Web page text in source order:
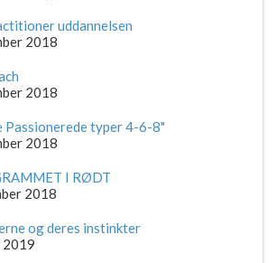
uddannelsen
2018
2018
Passionerede typer 4-6-8"
2018
I RØDT
2018
og deres instinkter
2019